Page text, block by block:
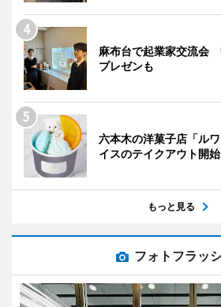
麻布台で起業家交流会
プレゼンも
六本木の洋菓子店「ル
イスのテイクアウト開始
もっと見る
フォトフラッ